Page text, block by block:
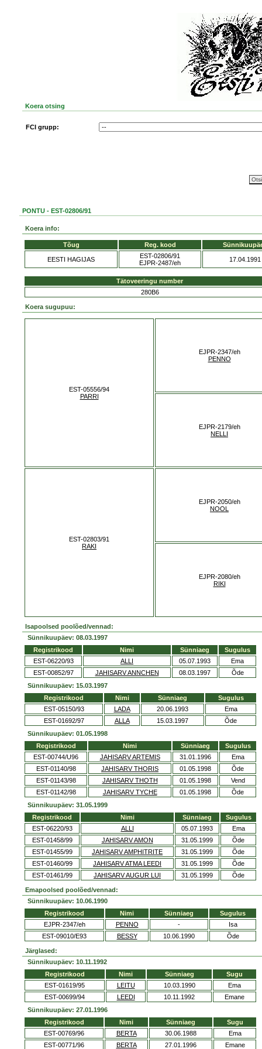
Koera otsing
FCI grupp:
PONTU - EST-02806/91
Koera info:
Tõug Reg. kood
EESTI HAGIJAS
EST-02806/91
EJPR-2487/eh
17.04.1991
Tätoveeringu number
280B6
Koera sugupuu:
EST-05556/94
PARRI
EJPR-2347/eh
PENNO
EJPR-2179/eh
NELLI
EST-02803/91
RAKI
EJPR-2050/eh
NOOL
EJPR-2080/eh
RIKI
Isapoolsed poolõed/vennad:
Sünnikuupäev: 08.03.1997
Registrikood
Nimi Sünniaeg
Sugulus
EST-06220/93
ALLI 05.07.1993
Ema
EST-00852/97
JAHISARV ANNCHEN 08.03.1997
Õde
Sünnikuupäev: 15.03.1997
Registrikood
Nimi Sünniaeg
Sugulus
EST-05150/93
LADA 20.06.1993
Ema
EST-01692/97
ALLA 15.03.1997
Õde
Sünnikuupäev: 01.05.1998
Registrikood
Nimi Sünniaeg
Sugulus
EST-00744/U96
JAHISARV ARTEMIS 31.01.1996
Ema
EST-01140/98
JAHISARV THORIS 01.05.1998
Õde
EST-01143/98
JAHISARV THOTH 01.05.1998
Vend
EST-01142/98
JAHISARV TYCHE 01.05.1998
Õde
Sünnikuupäev: 31.05.1999
Registrikood
Nimi Sünniaeg
Sugulus
EST-06220/93
ALLI 05.07.1993
Ema
EST-01458/99
JAHISARV AMON 31.05.1999
Õde
EST-01455/99
JAHISARV AMPHITRITE 31.05.1999
Õde
EST-01460/99
JAHISARV ATMA LEEDI 31.05.1999
Õde
EST-01461/99
JAHISARV AUGUR LUI 31.05.1999 Õde
Emapoolsed poolõed/vennad:
Sünnikuupäev: 10.06.1990
Registrikood
Nimi Sünniaeg
Sugulus
EJPR-2347/eh
PENNO -
Isa
EST-09010/E93
BESSY 10.06.1990 Õde
Järglased:
Sünnikuupäev: 10.11.1992
Registrikood
Nimi Sünniaeg
Sugu
EST-01619/95
LEITU 10.03.1990
Ema
EST-00699/94
LEEDI 10.11.1992
Emane
Sünnikuupäev: 27.01.1996
Registrikood
Nimi Sünniaeg
Sugu
EST-00769/96
BERTA 30.06.1988
Ema
EST-00771/96
BERTA 27.01.1996 Emane